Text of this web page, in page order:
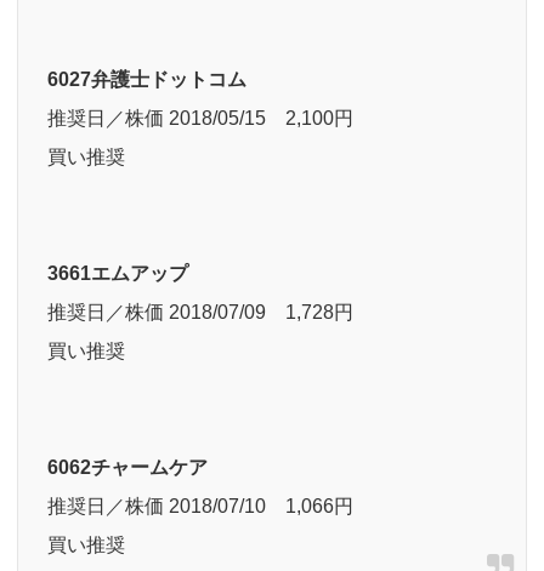
6027弁護士ドットコム
推奨日／株価 2018/05/15 2,100円
買い推奨
3661エムアップ
推奨日／株価 2018/07/09 1,728円
買い推奨
6062チャームケア
推奨日／株価 2018/07/10 1,066円
買い推奨